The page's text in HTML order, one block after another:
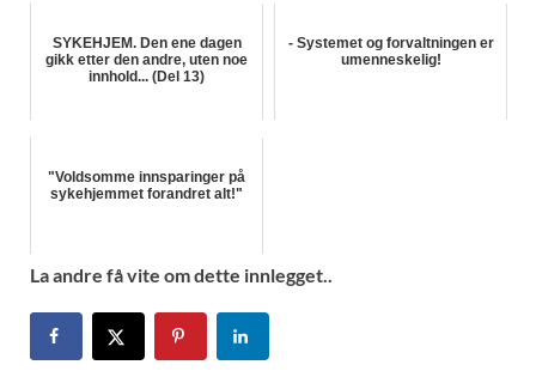
SYKEHJEM. Den ene dagen
gikk etter den andre, uten noe
innhold... (Del 13)
- Systemet og forvaltningen er
umenneskelig!
"Voldsomme innsparinger på
sykehjemmet forandret alt!"
La andre få vite om dette innlegget..